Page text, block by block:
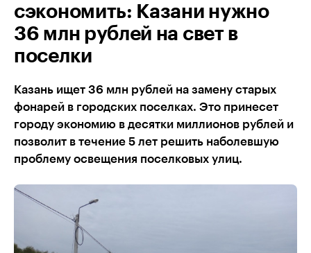
сэкономить: Казани нужно
36 млн рублей на свет в
поселки
Казань ищет 36 млн рублей на замену старых
фонарей в городских поселках. Это принесет
городу экономию в десятки миллионов рублей и
позволит в течение 5 лет решить наболевшую
проблему освещения поселковых улиц.